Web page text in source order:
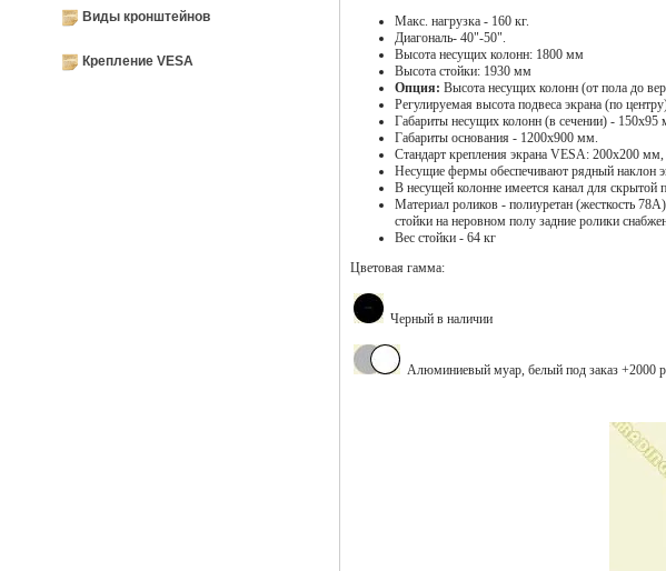
Виды кронштейнов
Крепление VESA
Макс. нагрузка - 160 кг.
Диагональ- 40"-50".
Высота несущих колонн: 1800 мм
Высота стойки: 1930 мм
Опция: Высота несущих колонн (от пола до
Регулируемая высота подвеса экрана (по
Габариты несущих колонн (в сечении) - 150х95
Габариты основания - 1200х900 мм.
Стандарт крепления экрана VESA: 200x200
Несущие фермы обеспечивают рядный наклон
В несущей колонне имеется канал для скрытой
Материал роликов - полиуретан (жесткость
стойки на неровном полу задние ролики
Вес стойки - 64 кг
Цветовая гамма:
Черный в наличии
Алюминиевый муар, белый под заказ +2000